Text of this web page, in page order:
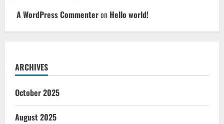
A WordPress Commenteron Hello world!
ARCHIVES
October 2025
August 2025